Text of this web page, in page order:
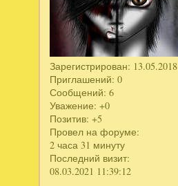
Зарегистрирован: 13.05.2018
Приглашений: 0
Сообщений: 6
Уважение: +0
Позитив: +5
Провел на форуме:
2 часа 31 минуту
Последний визит:
08.03.2021 11:39:12